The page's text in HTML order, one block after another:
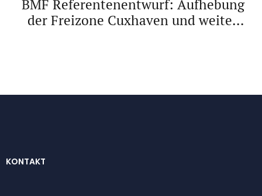
BMF Referentenentwurf: Aufhebung
der Freizone Cuxhaven und weitere
KONTAKT